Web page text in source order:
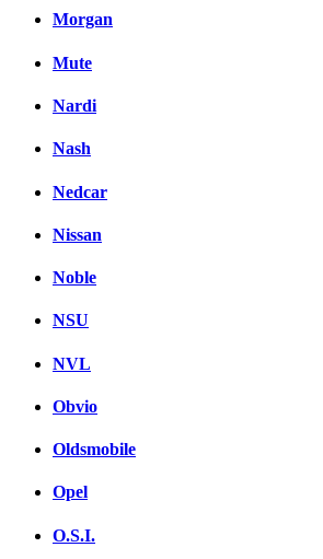
Morgan
Mute
Nardi
Nash
Nedcar
Nissan
Noble
NSU
NVL
Obvio
Oldsmobile
Opel
O.S.I.